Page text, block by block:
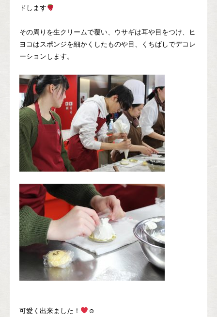
ドします
その周りを生クリームで覆い、ウサギは耳や目をつけ、ヒ
ヨコはスポンジを細かくしたものや目、くちばしでデコレ
ーションします。
可愛く出来ました！ ☺